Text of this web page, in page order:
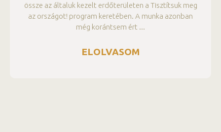
össze az általuk kezelt erdőterületen a Tisztítsuk meg
az országot! program keretében. A munka azonban
még korántsem ért
ELOLVASOM